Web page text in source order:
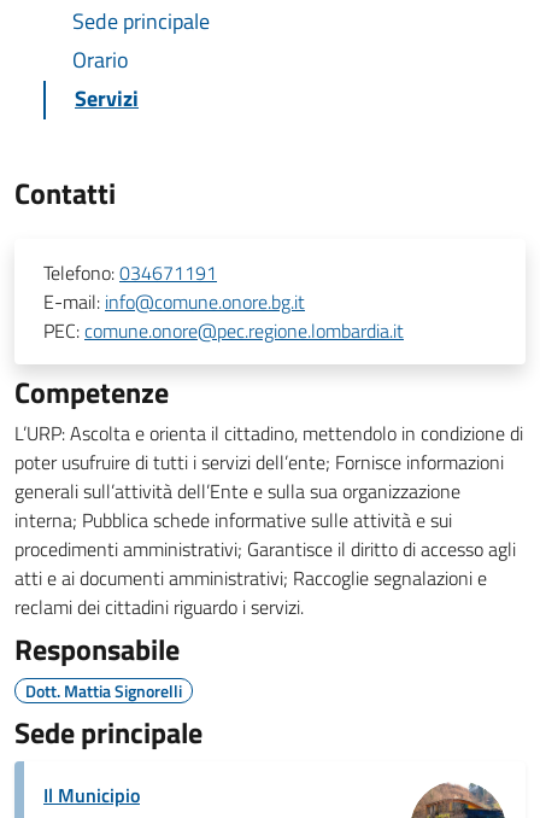
Sede principale
Orario
Servizi
Contatti
Telefono:034671191
E-mail: info@comune.onore.bg.it
PEC:comune.onore@pec.regione.lombardia.it
Competenze
L’URP: Ascolta e orienta il cittadino, mettendolo in condizione di
poter usufruire di tutti i servizi dell’ente; Fornisce informazioni
generali sull’attività dell’Ente e sulla sua organizzazione
interna; Pubblica schede informative sulle attività e sui
procedimenti amministrativi; Garantisce il diritto di accesso agli
atti e ai documenti amministrativi; Raccoglie segnalazioni e
reclami dei cittadini riguardo i servizi.
Responsabile
Dott. Mattia Signorelli
Sede principale
Il Municipio